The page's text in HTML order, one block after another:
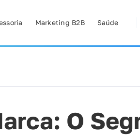
Marketing B2B Saúde
O